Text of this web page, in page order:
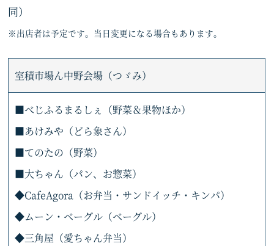
同）
※出店者は予定です。当日変更になる場合もあります。
室積市場ん中野会場（つゞみ）
■べじふるまるしぇ（野菜＆果物ほか）
■あけみや（どら象さん）
■てのたの（野菜）
■大ちゃん（パン、お惣菜）
◆CafeAgora（お弁当・サンドイッチ・キンパ）
◆ムーン・ベーグル（ベーグル）
◆三角屋（愛ちゃん弁当）